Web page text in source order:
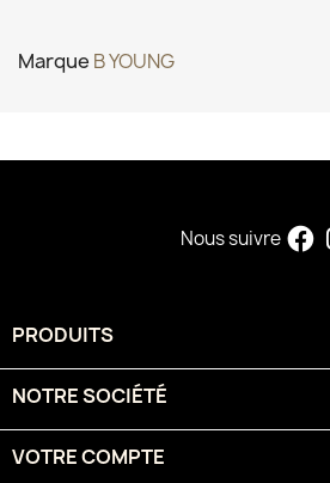
Marque B YOUNG
Nous suivre
PRODUITS
NOTRE SOCIÉTÉ
VOTRE COMPTE